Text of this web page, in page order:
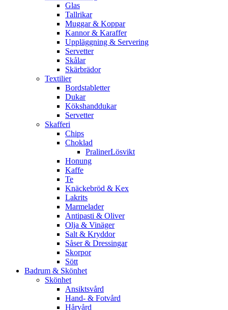
Glas
Tallrikar
Muggar & Koppar
Kannor & Karaffer
Uppläggning & Servering
Servetter
Skålar
Skärbrädor
Textilier
Bordstabletter
Dukar
Kökshanddukar
Servetter
Skafferi
Chips
Choklad
PralinerLösvikt
Honung
Kaffe
Te
Knäckebröd & Kex
Lakrits
Marmelader
Antipasti & Oliver
Olja & Vinäger
Salt & Kryddor
Såser & Dressingar
Skorpor
Sött
Badrum & Skönhet
Skönhet
Ansiktsvård
Hand- & Fotvård
Hårvård